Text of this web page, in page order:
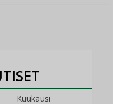
Kuukausi